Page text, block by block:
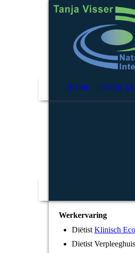
HOME OVER
Werkervaring
Diëtist Klinisch
Dietist